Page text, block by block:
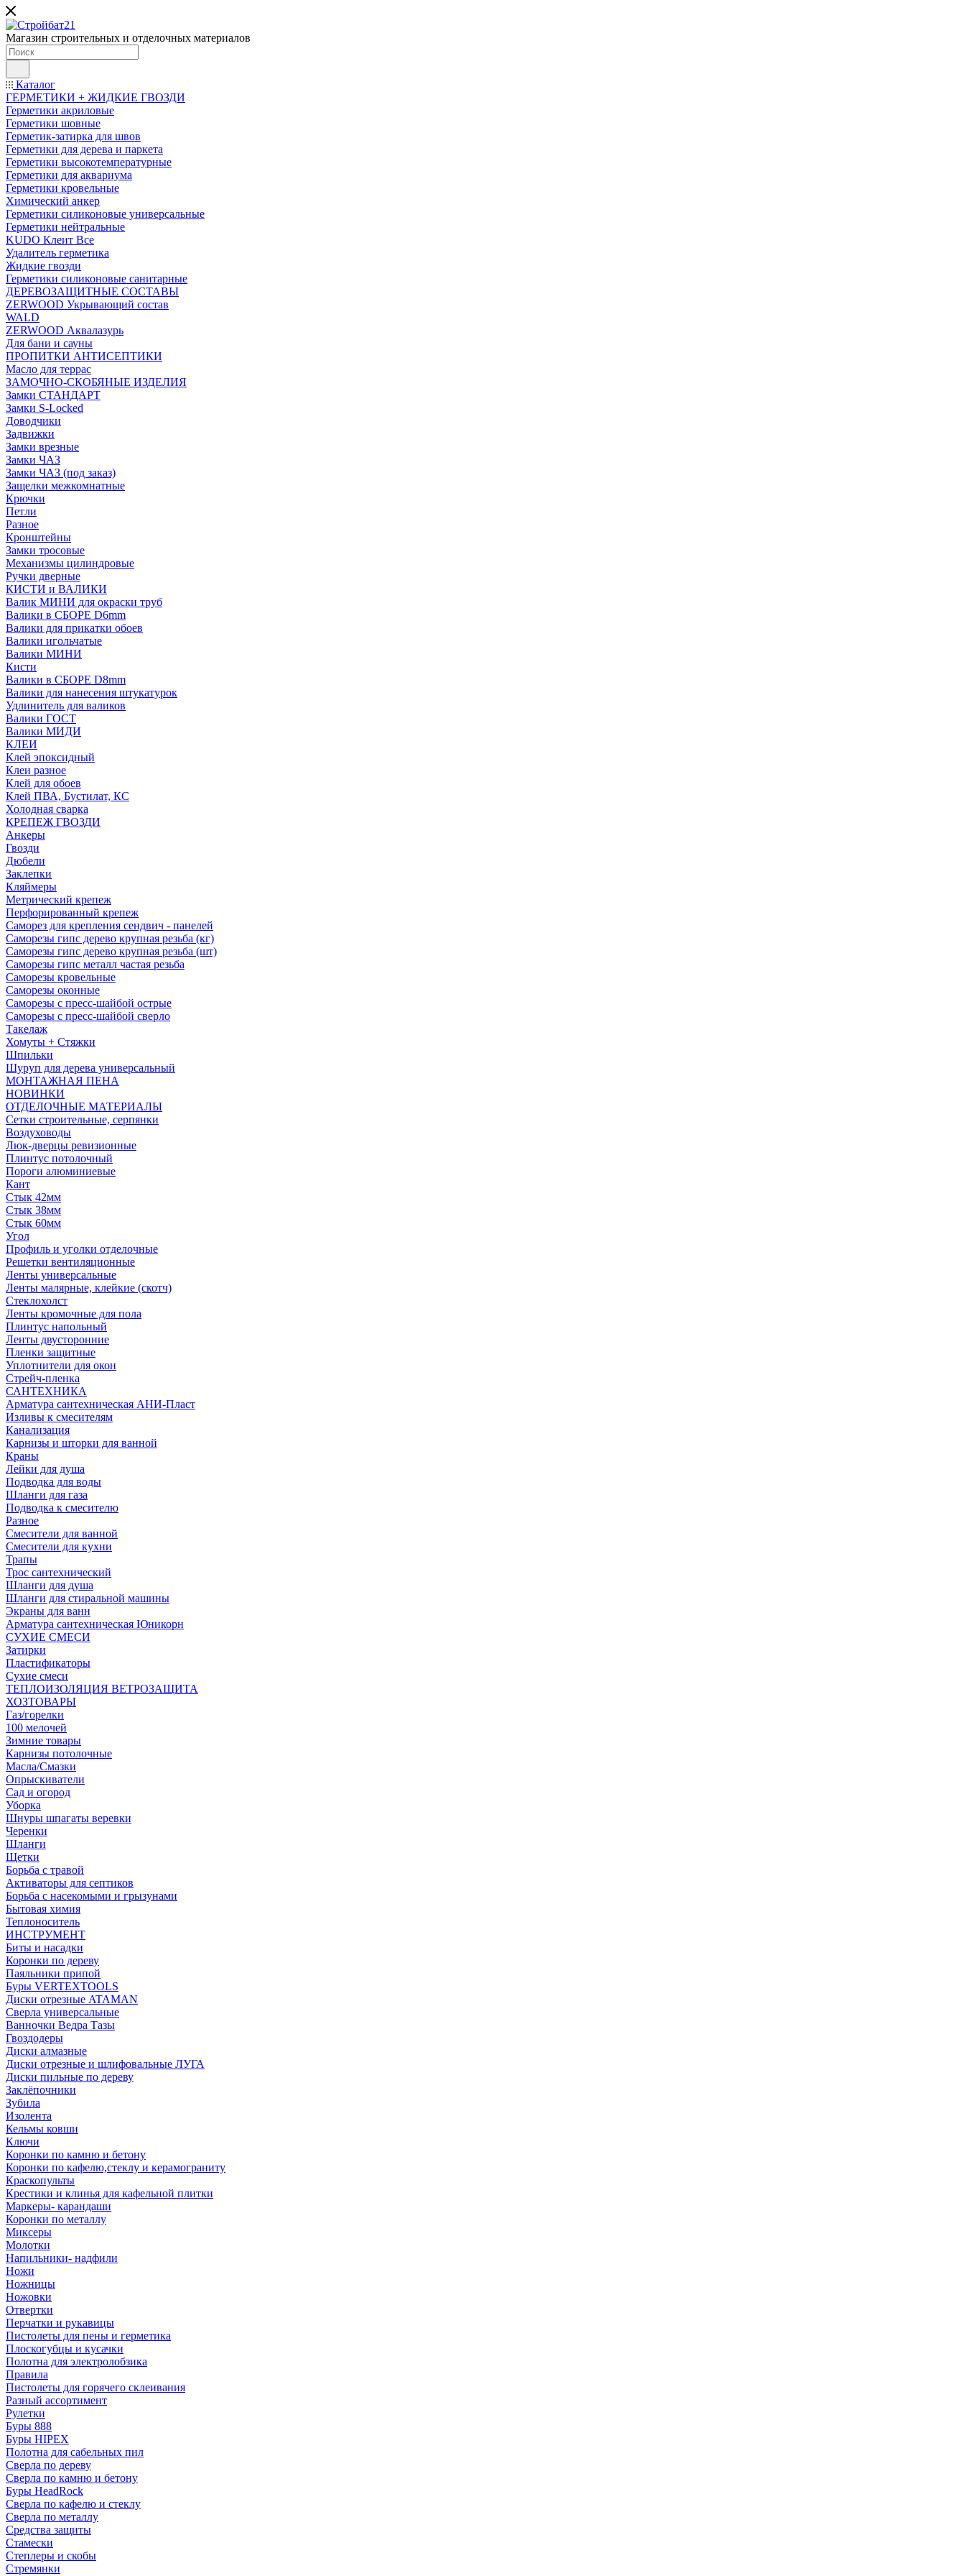
Магазин строительных и отделочных материалов
Каталог
ГЕРМЕТИКИ + ЖИДКИЕ ГВОЗДИ
Герметики акриловые
Герметики шовные
Герметик-затирка для швов
Герметики для дерева и паркета
Герметики высокотемпературные
Герметики для аквариума
Герметики кровельные
Химический анкер
Герметики силиконовые универсальные
Герметики нейтральные
KUDO Клеит Все
Удалитель герметика
Жидкие гвозди
Герметики силиконовые санитарные
ДЕРЕВОЗАЩИТНЫЕ СОСТАВЫ
ZERWOOD Укрывающий состав
WALD
ZERWOOD Аквалазурь
Для бани и сауны
ПРОПИТКИ АНТИСЕПТИКИ
Масло для террас
ЗАМОЧНО-СКОБЯНЫЕ ИЗДЕЛИЯ
Замки СТАНДАРТ
Замки S-Locked
Доводчики
Задвижки
Замки врезные
Замки ЧАЗ
Замки ЧАЗ (под заказ)
Защелки межкомнатные
Крючки
Петли
Разное
Кронштейны
Замки тросовые
Механизмы цилиндровые
Ручки дверные
КИСТИ и ВАЛИКИ
Валик МИНИ для окраски труб
Валики в СБОРЕ D6mm
Валики для прикатки обоев
Валики игольчатые
Валики МИНИ
Кисти
Валики в СБОРЕ D8mm
Валики для нанесения штукатурок
Удлинитель для валиков
Валики ГОСТ
Валики МИДИ
КЛЕИ
Клей эпоксидный
Клеи разное
Клей для обоев
Клей ПВА, Бустилат, КС
Холодная сварка
КРЕПЕЖ ГВОЗДИ
Анкеры
Гвозди
Дюбели
Заклепки
Кляймеры
Метрический крепеж
Перфорированный крепеж
Саморез для крепления сендвич - панелей
Саморезы гипс дерево крупная резьба (кг)
Саморезы гипс дерево крупная резьба (шт)
Саморезы гипс металл частая резьба
Саморезы кровельные
Саморезы оконные
Саморезы с пресс-шайбой острые
Саморезы с пресс-шайбой сверло
Такелаж
Хомуты + Стяжки
Шпильки
Шуруп для дерева универсальный
МОНТАЖНАЯ ПЕНА
НОВИНКИ
ОТДЕЛОЧНЫЕ МАТЕРИАЛЫ
Сетки строительные, серпянки
Воздуховоды
Люк-дверцы ревизионные
Плинтус потолочный
Пороги алюминиевые
Кант
Стык 42мм
Стык 38мм
Стык 60мм
Угол
Профиль и уголки отделочные
Решетки вентиляционные
Ленты универсальные
Ленты малярные, клейкие (скотч)
Стеклохолст
Ленты кромочные для пола
Плинтус напольный
Ленты двусторонние
Пленки защитные
Уплотнители для окон
Стрейч-пленка
САНТЕХНИКА
Арматура сантехническая АНИ-Пласт
Изливы к смесителям
Канализация
Карнизы и шторки для ванной
Краны
Лейки для душа
Подводка для воды
Шланги для газа
Подводка к смесителю
Разное
Смесители для ванной
Смесители для кухни
Трапы
Трос сантехнический
Шланги для душа
Шланги для стиральной машины
Экраны для ванн
Арматура сантехническая Юникорн
СУХИЕ СМЕСИ
Затирки
Пластификаторы
Сухие смеси
ТЕПЛОИЗОЛЯЦИЯ ВЕТРОЗАЩИТА
ХОЗТОВАРЫ
Газ/горелки
100 мелочей
Зимние товары
Карнизы потолочные
Масла/Смазки
Опрыскиватели
Сад и огород
Уборка
Шнуры шпагаты веревки
Черенки
Шланги
Щетки
Борьба с травой
Активаторы для септиков
Борьба с насекомыми и грызунами
Бытовая химия
Теплоноситель
ИНСТРУМЕНТ
Биты и насадки
Коронки по дереву
Паяльники припой
Буры VERTEXTOOLS
Диски отрезные ATAMAN
Сверла универсальные
Ванночки Ведра Тазы
Гвоздодеры
Диски алмазные
Диски отрезные и шлифовальные ЛУГА
Диски пильные по дереву
Заклёпочники
Зубила
Изолента
Кельмы ковши
Ключи
Коронки по камню и бетону
Коронки по кафелю,стеклу и керамограниту
Краскопульты
Крестики и клинья для кафельной плитки
Маркеры- карандаши
Коронки по металлу
Миксеры
Молотки
Напильники- надфили
Ножи
Ножницы
Ножовки
Отвертки
Перчатки и рукавицы
Пистолеты для пены и герметика
Плоскогубцы и кусачки
Полотна для электролобзика
Правила
Пистолеты для горячего склеивания
Разный ассортимент
Рулетки
Буры 888
Буры HIPEX
Полотна для сабельных пил
Сверла по дереву
Сверла по камню и бетону
Буры HeadRock
Сверла по кафелю и стеклу
Сверла по металлу
Средства защиты
Стамески
Степлеры и скобы
Стремянки